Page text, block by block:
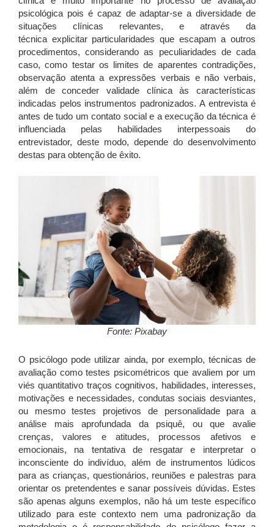
psicológica pois é capaz de adaptar-se a diversidade de
situações clínicas relevantes, e através da
técnica explicitar particularidades que escapam a outros
procedimentos, considerando as peculiaridades de cada
caso, como testar os limites de aparentes contradições,
observação atenta a expressões verbais e não verbais,
além de conceder validade clínica às características
indicadas pelos instrumentos padronizados. A entrevista é
antes de tudo um contato social e a execução da técnica é
influenciada pelas habilidades interpessoais do
entrevistador, deste modo, depende do desenvolvimento
destas para obtenção de êxito.
Fonte: Pixabay
O psicólogo pode utilizar ainda, por exemplo, técnicas de
avaliação como testes psicométricos que avaliem por um
viés quantitativo traços cognitivos, habilidades, interesses,
motivações e necessidades, condutas sociais desviantes,
ou mesmo testes projetivos de personalidade para a
análise mais aprofundada da psiquê, ou que avalie
crenças, valores e atitudes, processos afetivos e
emocionais, na tentativa de resgatar e interpretar o
inconsciente do indivíduo, além de instrumentos lúdicos
para as crianças, questionários, reuniões e palestras para
orientar os pretendentes e sanar possíveis dúvidas. Estes
são apenas alguns exemplos, não há um teste específico
utilizado para este contexto nem uma padronização da